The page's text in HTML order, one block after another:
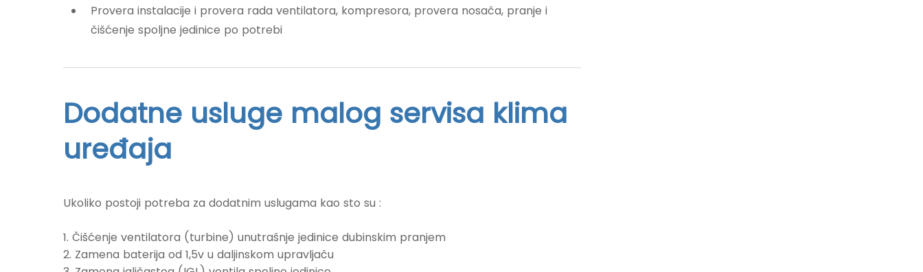
Provera instalacije i provera rada ventilatora, kompresora, provera nosača, pranje i
čišćenje spoljne jedinice po potrebi
Dodatne usluge malog servisa klima
uređaja
Ukoliko postoji potreba za dodatnim uslugama kao sto su :
1. Čišćenje ventilatora (turbine) unutrašnje jedinice dubinskim pranjem
2. Zamena baterija od 1,5v u daljinskom upravljaču